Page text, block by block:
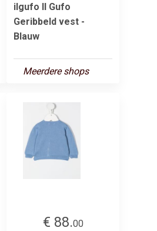
ilgufo Il Gufo
Geribbeld vest -
Blauw
Meerdere shops
€ 88.00